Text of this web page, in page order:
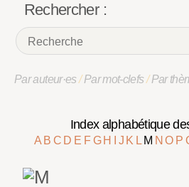
Rechercher :
Par auteur·es/Par mot-clefs/Par
Index alphabétique
A B C D E F G H J K L M NO P